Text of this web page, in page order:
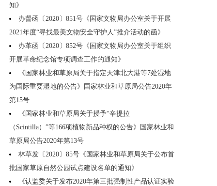
知》
办督函〔2020〕851号《国家文物局办公室关于开展
2021年度“寻找最美文物安全守护人”推介活动的函》
办革函〔2020〕852号《国家文物局办公室关于组织
开展革命纪念馆专项调查工作的通知》
《国家林业和草原局关于指定天津北大港等7处湿地
为国际重要湿地的公告》国家林业和草原局公告2020年
第15号
《国家林业和草原局关于授予“辛提拉
（Scintilla）”等166项植物新品种权的公告》国家林业和
草原局公告2020年第13号
林草发〔2020〕85号《国家林业和草原局关于公布首
批国家草原自然公园试点建设名单的通知》
《认监委关于发布2020年第三批强制性产品认证实验